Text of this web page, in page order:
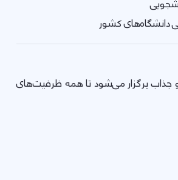
دانشگاه‌های کشور
جذاب برگزار می‌شود تا همه ظرفیت‌های